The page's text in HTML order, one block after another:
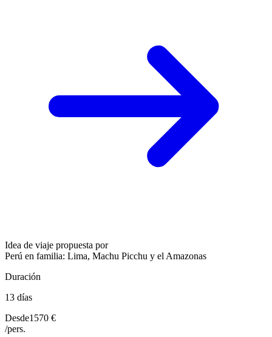
Idea de viaje propuesta por
Perú en familia: Lima, Machu Picchu y el Amazonas
Duración
13 días
Desde1570 €
/pers.